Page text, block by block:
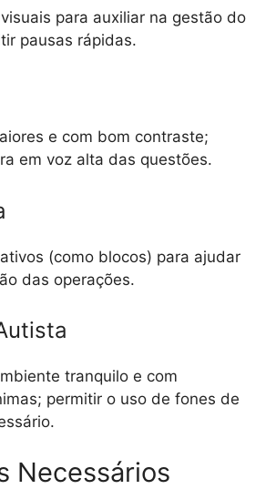
para auxiliar na gestão do
pausas rápidas.
e com bom contraste;
em voz alta das questões.
(como blocos) para ajudar
das operações.
tranquilo e com
permitir o uso de fones de
Necessários